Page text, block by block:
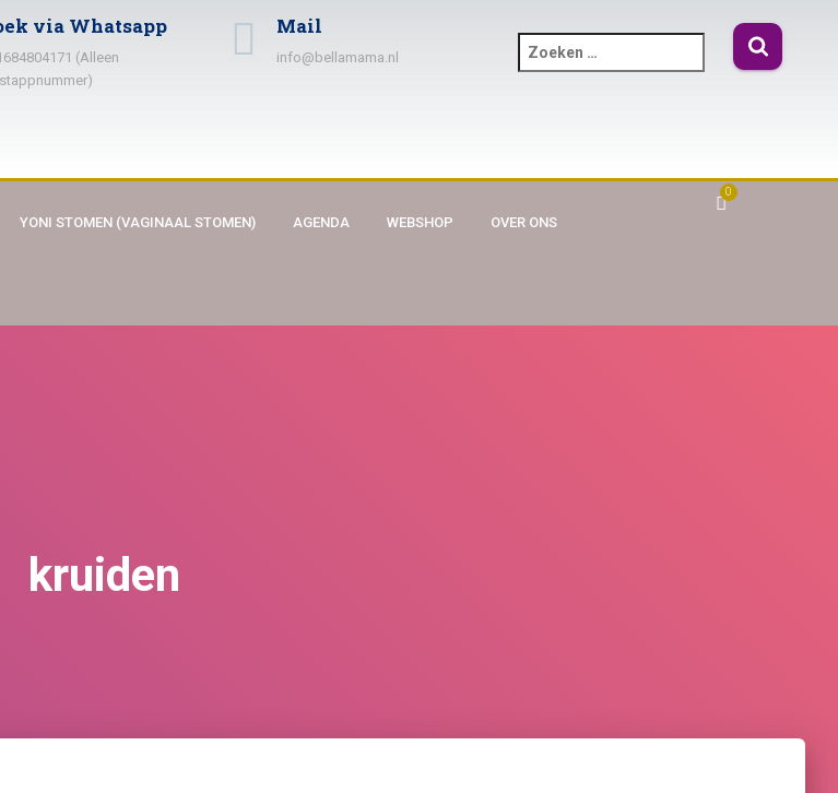
via Whatsapp
(Alleen
Mail
info@bellamama.nl
YONI STOMEN (VAGINAAL STOMEN) AGENDA WEBSHOP OVER ONS
0
kruiden